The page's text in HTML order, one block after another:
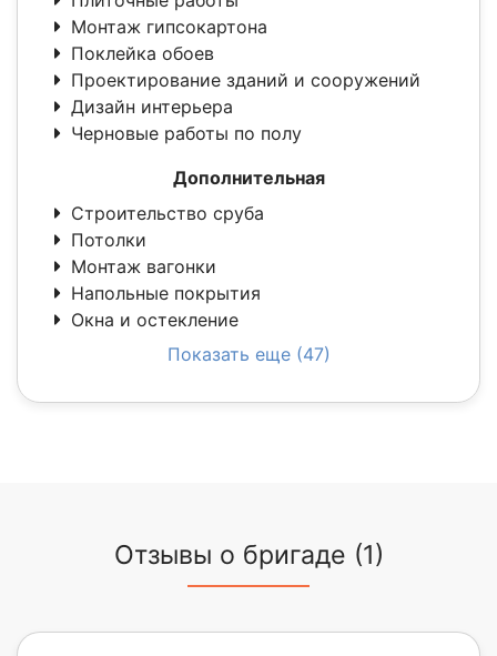
Монтаж гипсокартона
Поклейка обоев
Проектирование зданий и сооружений
Дизайн интерьера
Черновые работы по полу
Дополнительная
Строительство сруба
Потолки
Монтаж вагонки
Напольные покрытия
Окна и остекление
Показать еще (47)
Отзывы о бригаде (1)